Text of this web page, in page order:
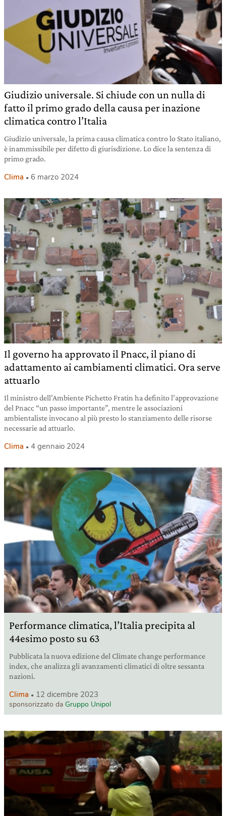
Giudizio universale. Si chiude con un nulla di
fatto il primo grado della causa per inazione
climatica contro l’Italia
Giudizio universale, la prima causa climatica contro lo Stato italiano,
è inammissibile per difetto di giurisdizione. Lo dice la sentenza di
primo grado.
Clima 6 marzo 2024
Il governo ha approvato il Pnacc, il piano di
adattamento ai cambiamenti climatici. Ora serve
attuarlo
Il ministro dell’Ambiente Pichetto Fratin ha definito l’approvazione
del Pnacc “un passo importante”, mentre le associazioni
ambientaliste invocano al più presto lo stanziamento delle risorse
necessarie ad attuarlo.
Clima 4 gennaio 2024
Performance climatica, l’Italia precipita al
44esimo posto su 63
Pubblicata la nuova edizione del Climate change performance
index, che analizza gli avanzamenti climatici di oltre sessanta
nazioni.
Clima 12 dicembre 2023
sponsorizzato da Gruppo Unipol